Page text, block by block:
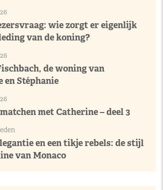
wie zorgt er eigenlijk
van de koning?
de woning van
en Stéphanie
met Catherine – deel 3
en een tikje rebels: de stijl
van Monaco